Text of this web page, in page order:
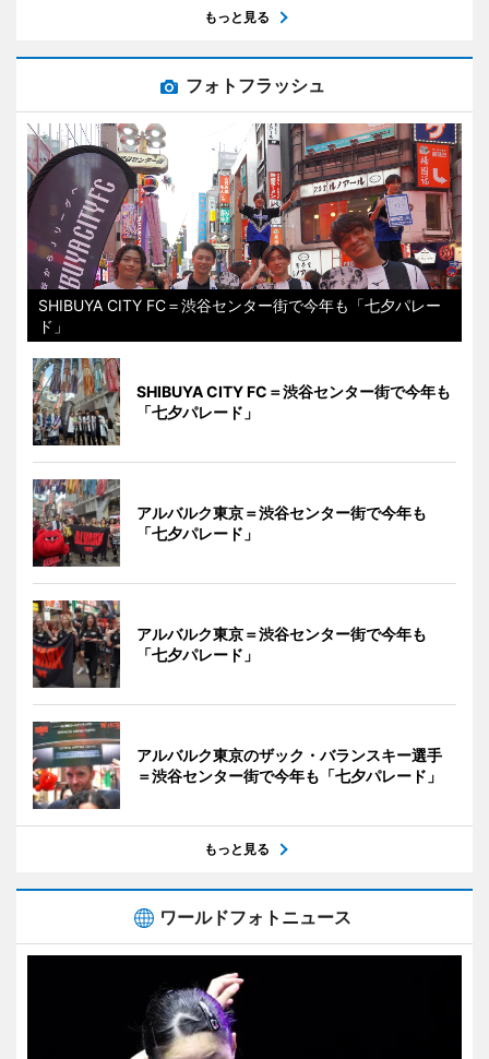
もっと見る
フォトフラッシュ
SHIBUYA CITY FC＝渋谷センター街で今年も「七夕パレー
ド」
SHIBUYA CITY FC＝渋谷センター街で今年も
「七夕パレード」
アルバルク東京＝渋谷センター街で今年も
「七夕パレード」
アルバルク東京＝渋谷センター街で今年も
「七夕パレード」
アルバルク東京のザック・バランスキー選手
＝渋谷センター街で今年も「七夕パレード」
もっと見る
ワールドフォトニュース